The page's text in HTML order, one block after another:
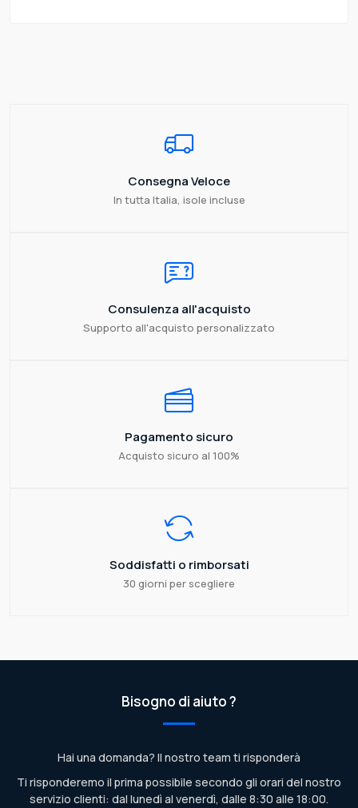
Consegna Veloce
In tutta Italia, isole incluse
Consulenza all'acquisto
Supporto all'acquisto personalizzato
Pagamento sicuro
Acquisto sicuro al 100%
Soddisfatti o rimborsati
30 giorni per scegliere
Bisogno di aiuto ?
Hai una domanda? Il nostro team ti risponderà
Ti risponderemo il prima possibile secondo gli orari del nostro
servizio clienti: dal lunedì al venerdì, dalle 8:30 alle 18:00.